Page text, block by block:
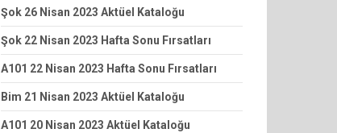
Şok 26 Nisan 2023 Aktüel Kataloğu
Şok 22 Nisan 2023 Hafta Sonu Fırsatları
A101 22 Nisan 2023 Hafta Sonu Fırsatları
Bim 21 Nisan 2023 Aktüel Kataloğu
A101 20 Nisan 2023 Aktüel Kataloğu